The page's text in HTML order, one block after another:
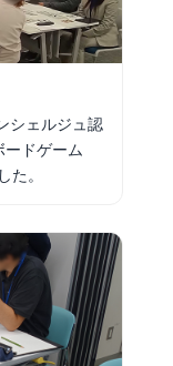
シェルジュ認
ドゲーム
。